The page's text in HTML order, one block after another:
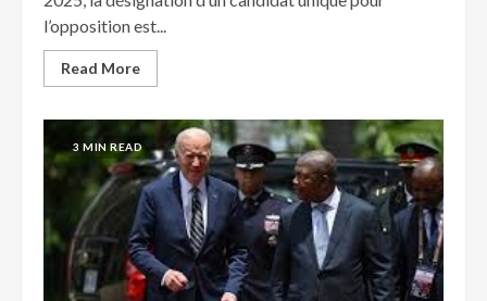
l’opposition est...
Read More
3 MIN READ